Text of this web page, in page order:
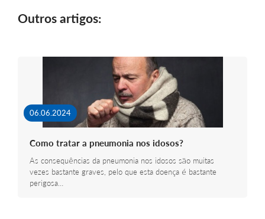
Outros artigos:
06.06.2024
Como tratar a pneumonia nos idosos?
As consequências da pneumonia nos idosos são muitas
vezes bastante graves, pelo que esta doença é bastante
perigosa…